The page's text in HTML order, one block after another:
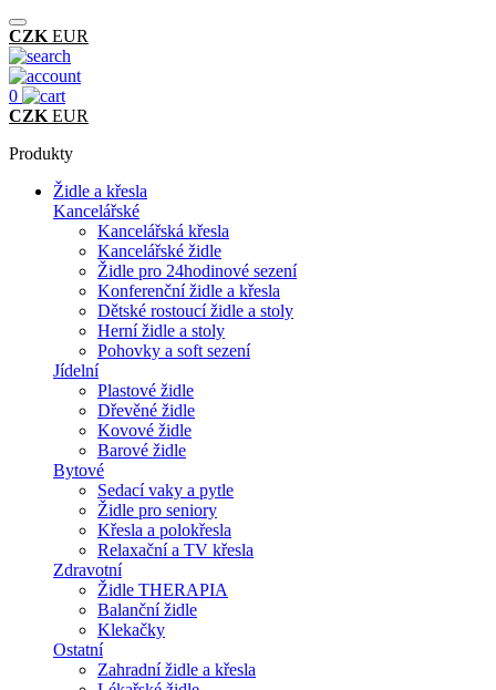
CZK EUR
0
CZK EUR
Produkty
Židle a křesla
Kancelářské
Kancelářská křesla
Kancelářské židle
Židle pro 24hodinové sezení
Konferenční židle a křesla
Dětské rostoucí židle a stoly
Herní židle a stoly
Pohovky a soft sezení
Jídelní
Plastové židle
Dřevěné židle
Kovové židle
Barové židle
Bytové
Sedací vaky a pytle
Židle pro seniory
Křesla a polokřesla
Relaxační a TV křesla
Zdravotní
Židle THERAPIA
Balanční židle
Klekačky
Ostatní
Zahradní židle a křesla